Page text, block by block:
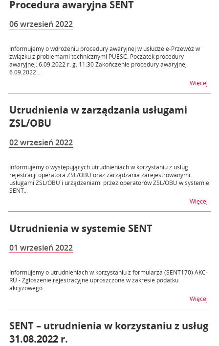
Procedura awaryjna SENT
06 wrzesień 2022
Informujemy o wdrożeniu procedury awaryjnej w usłudze e-Przewóz w
związku z problemami technicznymi PUESC. Początek procedury
awaryjnej: 6.09.2022 r. g. 11:30 Zakończenie procedury awaryjnej
6.09.2022...
Więcej
Utrudnienia w zarządzania usługami
ZSL/OBU
02 wrzesień 2022
Informujemy o występujących utrudnieniach w korzystaniu z usług
rejestracji operatora ZSL/OBU oraz zarządzania zarejestrowanymi
usługami ZSL/OBU i urządzeniami przez operatorów ZSL/OBU w systemie
SENT...
Więcej
Utrudnienia w systemie SENT
01 wrzesień 2022
Informujemy o utrudnieniach w korzystaniu z formularza (SENT170) AKC-
RU - Zgłoszenie rejestracyjne uproszczone w zakresie podatku
akcyzowego.
Więcej
SENT – utrudnienia w korzystaniu z usług
31.08.2022 r.